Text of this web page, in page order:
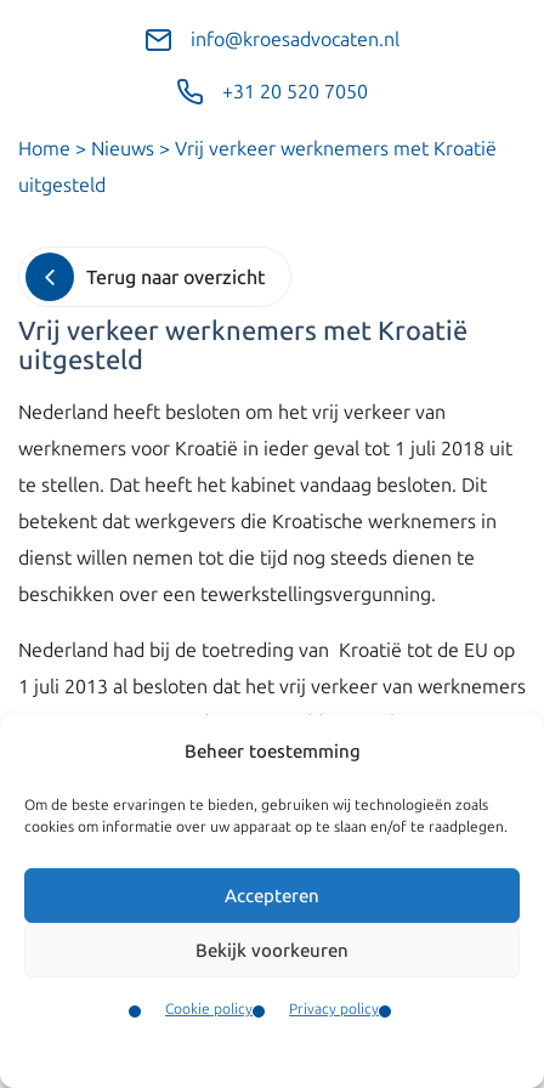
Beheer toestemming
Om de beste ervaringen te bieden, gebruiken wij technologieën zoals
cookies om informatie over uw apparaat op te slaan en/of te raadplegen.
Accepteren
Bekijk voorkeuren
Cookie policy Privacy policy
info@kroesadvocaten.nl
+31 20 520 7050
Home > Nieuws > Vrij verkeer werknemers met Kroatië
uitgesteld
Terug naar overzicht
Vrij verkeer werknemers met Kroatië
uitgesteld
Nederland heeft besloten om het vrij verkeer van
werknemers voor Kroatië in ieder geval tot 1 juli 2018 uit
te stellen. Dat heeft het kabinet vandaag besloten. Dit
betekent dat werkgevers die Kroatische werknemers in
dienst willen nemen tot die tijd nog steeds dienen te
beschikken over een tewerkstellingsvergunning.
Nederland had bij de toetreding van Kroatië tot de EU op
1 juli 2013 al besloten dat het vrij verkeer van werknemers
voor Kroatië zou worden uitgesteld tot 1 juli 2015. Deze
periode is nu dus verlengd met nog eens drie jaar.
Nederland kan tot 1 juli 2020 het vrij verkeer van
werknemers met Kroatië opschorten. Daarna mogen er
geen beperkingen meer worden vastgesteld en geldt het
vrij verkeer van werknemers ook onverkort voor Kroaten.
Een uitzondering op de tewerkstellingsvergunning plicht
geldt voor Kroaten die één jaar met een geldige